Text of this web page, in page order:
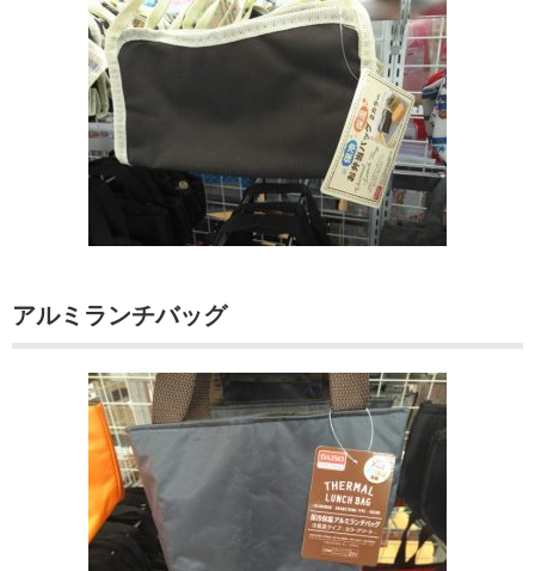
アルミランチバッグ